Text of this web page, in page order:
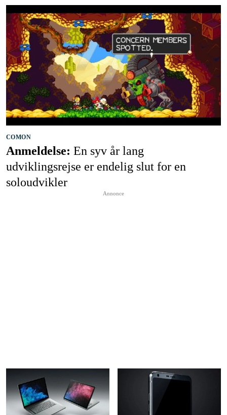
COMON
Anmeldelse: En syv år lang
udviklingsrejse er endelig slut for en
soloudvikler
Annonce